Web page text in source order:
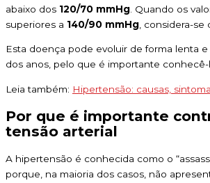
abaixo dos 120/70 mmHg . Quando os
superiores a 140/90 mmHg , considera-
Esta doença pode evoluir de forma lenta
dos anos, pelo que é importante conhecê-
Leia também: Hipertensão: causas,
Por que é importante
tensão arterial
A hipertensão é conhecida como o
porque, na maioria dos casos, não